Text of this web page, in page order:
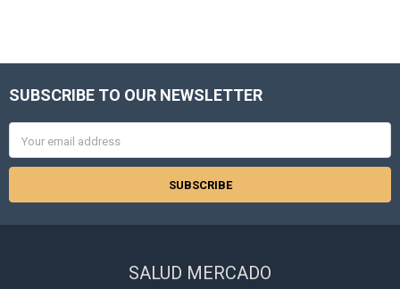
Footer
SUBSCRIBE TO OUR NEWSLETTER
Address
SALUD MERCADO